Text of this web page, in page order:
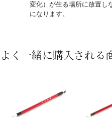
変化）が生る場所に放置し
になります。
よく一緒に購入される